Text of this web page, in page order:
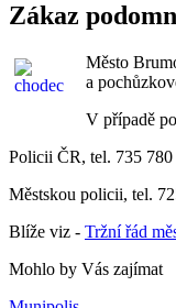
Zákaz
Město
a
V případě
Policii ČR, tel. 735 780
Městskou policii, tel.
Blíže viz - Tržní řád
Mohlo by Vás zajímat